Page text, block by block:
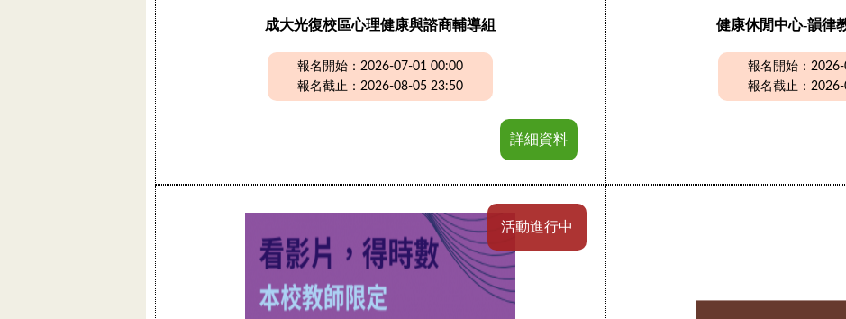
成大光復校區心理健康與諮商輔導組
報名開始：2026-07-01 00:00
報名截止：2026-08-05 23:50
詳細資料
健康休閒中心-韻律
報名開始：
報名截止：
活動進行中